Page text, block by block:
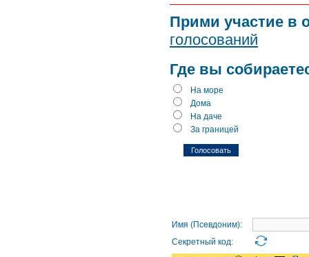
Прими участие в
голосований
Где вы
На море
Дома
На даче
За границей
Имя (Псевдоним):
Секретный код: